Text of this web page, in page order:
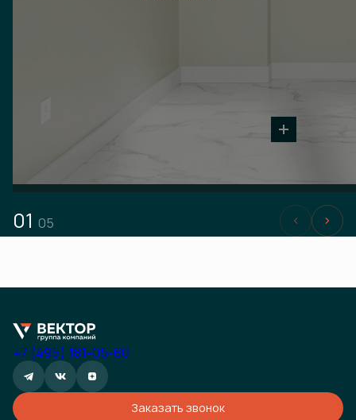
01 05
+7 (495) 181-05-60
Заказать звонок